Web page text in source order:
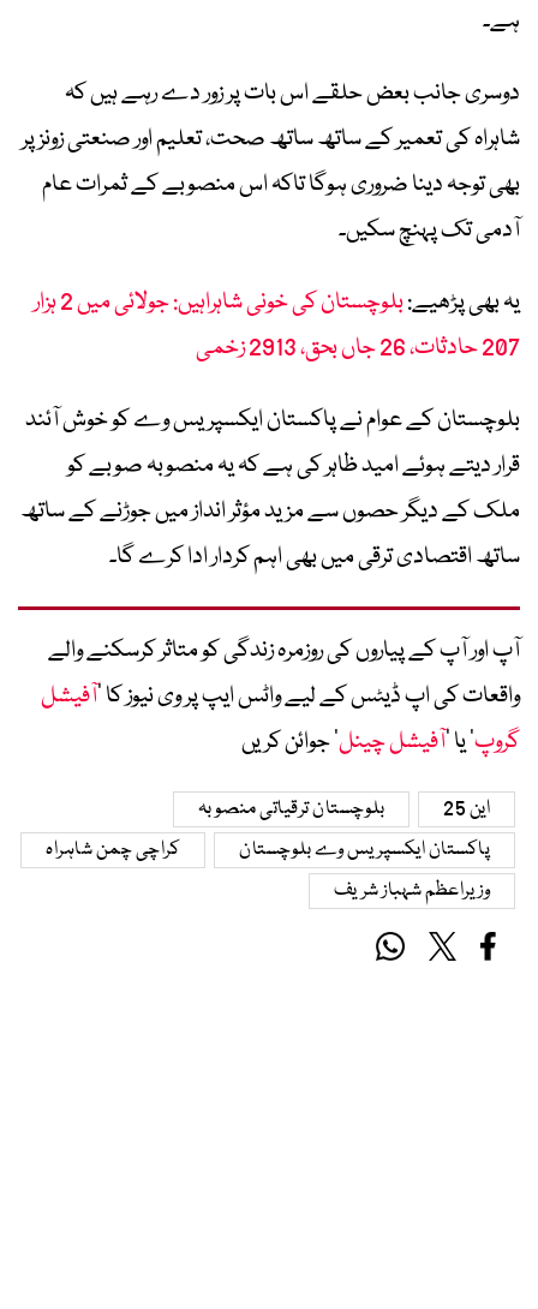
ہے۔
دوسری جانب بعض حلقے اس بات پر زور دے رہے ہیں کہ
شاہراہ کی تعمیر کے ساتھ ساتھ صحت، تعلیم اور صنعتی زونز پر
بھی توجہ دینا ضروری ہوگا تاکہ اس منصوبے کے ثمرات عام
آدمی تک پہنچ سکیں۔
یہ بھی پڑھیے:
بلوچستان کی خونی شاہراہیں: جولائی میں 2 ہزار
207 حادثات، 26 جاں بحق، 2913 زخمی
بلوچستان کے عوام نے پاکستان ایکسپریس وے کو خوش آئند
قرار دیتے ہوئے امید ظاہر کی ہے کہ یہ منصوبہ صوبے کو
ملک کے دیگر حصوں سے مزید مؤثر انداز میں جوڑنے کے ساتھ
ساتھ اقتصادی ترقی میں بھی اہم کردار ادا کرے گا۔
آپ اور آپ کے پیاروں کی روزمرہ زندگی کو متاثر کرسکنے والے
واقعات کی اپ ڈیٹس کے لیے واٹس ایپ پر وی نیوز کا ’آفیشل
گروپ‘ یا ’آفیشل چینل‘ جوائن کریں
این 25
بلوچستان ترقیاتی منصوبہ
پاکستان ایکسپریس وے بلوچستان
کراچی چمن شاہراہ
وزیراعظم شہباز شریف